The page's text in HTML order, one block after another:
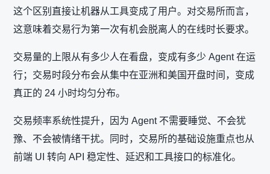
这个区别直接让机器从工具变成了用户。对交易所而言，
这意味着交易行为第一次有机会脱离人的在线时长要求。
交易量的上限从有多少人在看盘，变成有多少 Agent 在运
行；交易时段分布会从集中在亚洲和美国开盘时间，变成
真正的 24 小时均匀分布。
交易频率系统性提升，因为 Agent 不需要睡觉、不会犹
豫、不会被情绪干扰。同时，交易所的基础设施重点也从
前端 UI 转向 API 稳定性、延迟和工具接口的标准化。